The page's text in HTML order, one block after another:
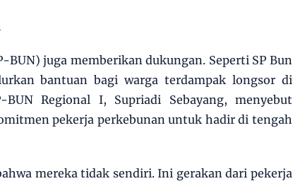
BUN) juga memberikan dukungan. Seperti SP Bun
bantuan bagi warga terdampak longsor di
Regional I, Supriadi Sebayang, menyebut
pekerja perkebunan untuk hadir di tengah
mereka tidak sendiri. Ini gerakan dari pekerja